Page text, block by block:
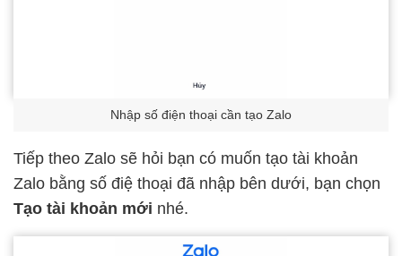
Nhập số điện thoại cần tạo Zalo
Tiếp theo Zalo sẽ hỏi bạn có muốn tạo tài khoản
Zalo bằng số điệ thoại đã nhập bên dưới, bạn chọn
Tạo tài khoản mới nhé.